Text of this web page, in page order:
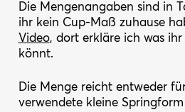
Die Mengenangaben sind in
ihr kein Cup-Maß zuhause
Video, dort erkläre ich was
könnt.
Die Menge reicht entweder
verwendete kleine